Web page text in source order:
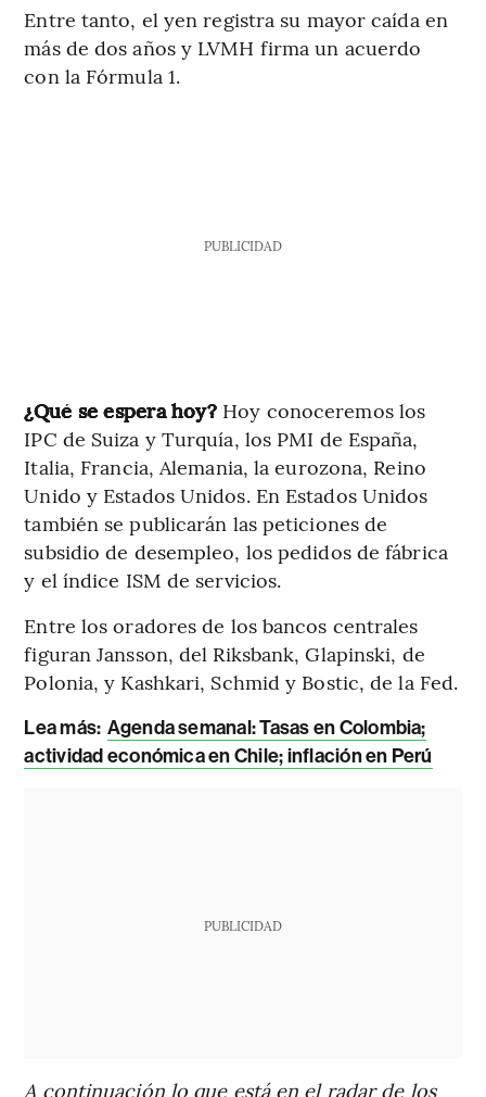
Entre tanto, el yen registra su mayor caída en
más de dos años y LVMH firma un acuerdo
con la Fórmula 1.
PUBLICIDAD
¿Qué se espera hoy? Hoy conoceremos los
IPC de Suiza y Turquía, los PMI de España,
Italia, Francia, Alemania, la eurozona, Reino
Unido y Estados Unidos. En Estados Unidos
también se publicarán las peticiones de
subsidio de desempleo, los pedidos de fábrica
y el índice ISM de servicios.
Entre los oradores de los bancos centrales
figuran Jansson, del Riksbank, Glapinski, de
Polonia, y Kashkari, Schmid y Bostic, de la Fed.
Lea más: Agenda semanal: Tasas en Colombia;
actividad económica en Chile; inflación en Perú
PUBLICIDAD
A continuación lo que está en el radar de los